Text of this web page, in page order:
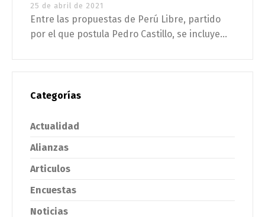
25 de abril de 2021
Entre las propuestas de Perú Libre, partido
por el que postula Pedro Castillo, se incluye...
Categorías
Actualidad
Alianzas
Articulos
Encuestas
Noticias